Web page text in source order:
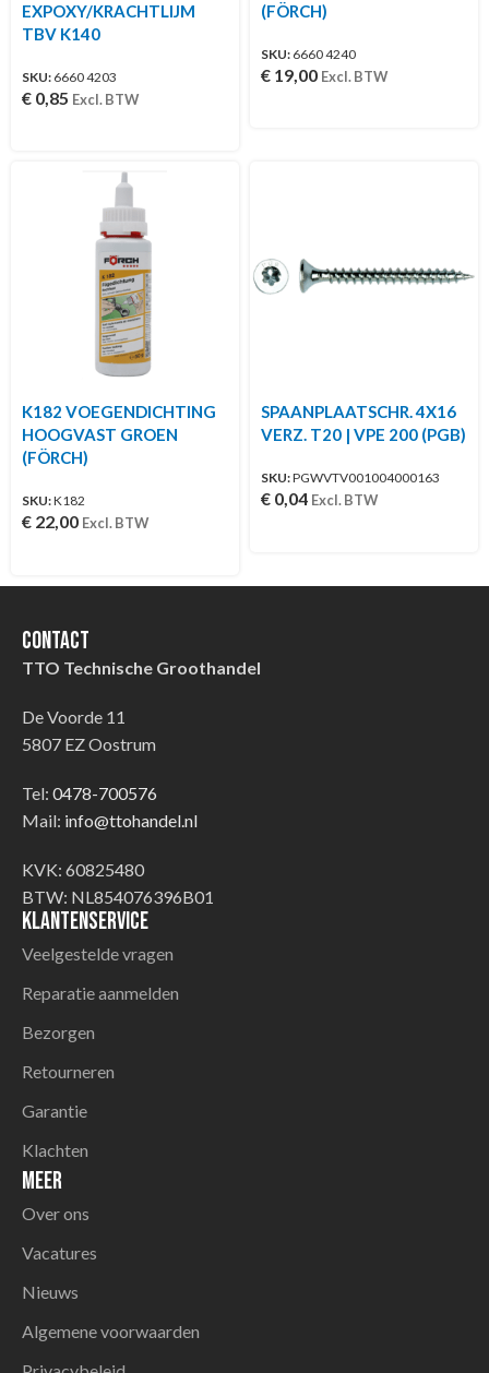
EXPOXY/KRACHTLIJM
TBV K140
SKU: 6660 4203
€ 0,85 Excl. BTW
(FÖRCH)
SKU: 6660 4240
€ 19,00 Excl. BTW
K182 VOEGENDICHTING
HOOGVAST GROEN
(FÖRCH)
SKU:K182
€ 22,00 Excl. BTW
SPAANPLAATSCHR. 4X16
VERZ. T20 | VPE 200 (PGB)
SKU:PGWVTV001004000163
€ 0,04 Excl. BTW
Contact
TTO Technische Groothandel
De Voorde 11
5807 EZ Oostrum
Tel: 0478-700576
Mail: info@ttohandel.nl
KVK: 60825480
BTW: NL854076396B01
Klantenservice
Veelgestelde vragen
Reparatie aanmelden
Bezorgen
Retourneren
Garantie
Klachten
Meer
Over ons
Vacatures
Nieuws
Algemene voorwaarden